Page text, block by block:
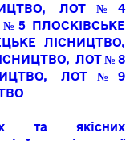
, ЛОТ№4
ПЛОСКІВСЬКЕ
ЛІСНИЦТВО,
ЛОТ№8
ЛОТ№9
та якісних